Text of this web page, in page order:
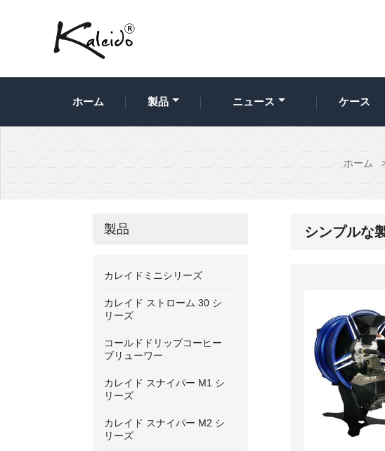
ホーム 製品 ニュース ケース
ホーム
シンプルな
製品
カレイドミニシリーズ
カレイド ストローム 30 シ
リーズ
コールドドリップコーヒー
ブリューワー
カレイド スナイパー M1 シ
リーズ
カレイド スナイパー M2 シ
リーズ